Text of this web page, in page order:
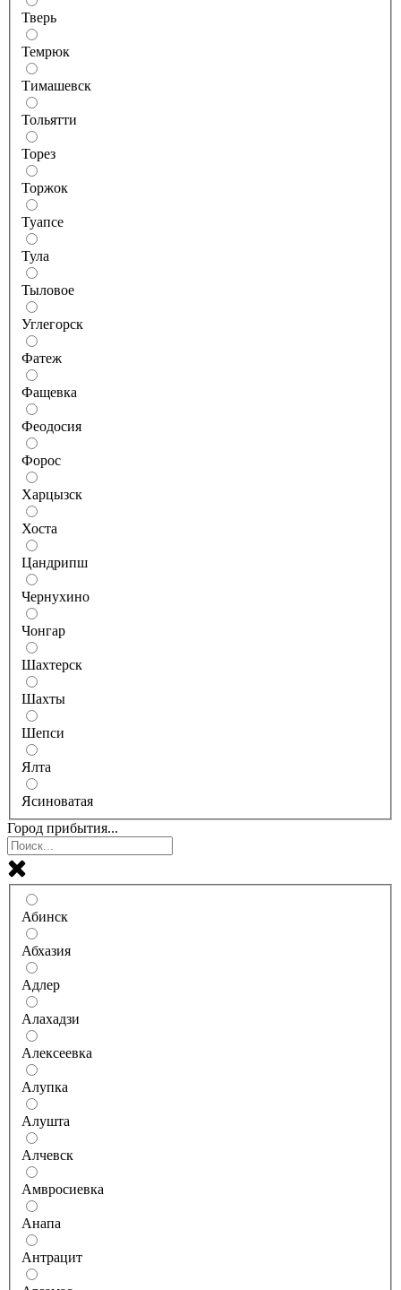
Тверь
Темрюк
Тимашевск
Тольятти
Торез
Торжок
Туапсе
Тула
Тыловое
Углегорск
Фатеж
Фащевка
Феодосия
Форос
Харцызск
Хоста
Цандрипш
Чернухино
Чонгар
Шахтерск
Шахты
Шепси
Ялта
Ясиноватая
Город прибытия...
Абинск
Абхазия
Адлер
Алахадзи
Алексеевка
Алупка
Алушта
Алчевск
Амвросиевка
Анапа
Антрацит